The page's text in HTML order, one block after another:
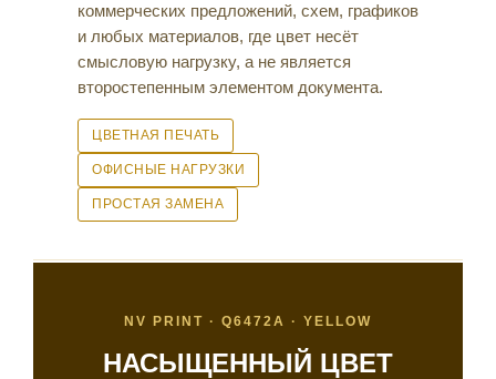
коммерческих предложений, схем, графиков
и любых материалов, где цвет несёт
смысловую нагрузку, а не является
второстепенным элементом документа.
ЦВЕТНАЯ ПЕЧАТЬ
ОФИСНЫЕ НАГРУЗКИ
ПРОСТАЯ ЗАМЕНА
NV PRINT · Q6472A · YELLOW
НАСЫЩЕННЫЙ ЦВЕТ